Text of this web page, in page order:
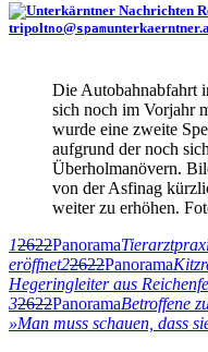
tripoltno@spam
Die Autobahnabfahrt
sich noch im Vorjahr
wurde eine zweite
aufgrund der noch
Überholmanövern.
von der Asfinag
weiter zu erhöhen.
12622Panorama
eröffnet22622Panorama
Hegeringleiter aus
32622PanoramaBetroffene
»Man muss schauen, dass